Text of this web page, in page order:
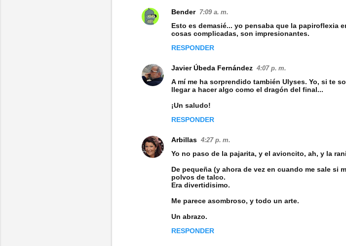
o
Bender 7:09 a. m.
Esto es demasié... yo pensaba que la papiroflexia
cosas complicadas, son impresionantes.
RESPONDER
Javier Úbeda Fernández 4:07 p. m.
A mí me ha sorprendido también Ulyses. Yo, si te
llegar a hacer algo como el dragón del final...
¡Un saludo!
RESPONDER
Arbillas 4:27 p. m.
Yo no paso de la pajarita, y el avioncito, ah, y la
De pequeña (y ahora de vez en cuando me sale si
polvos de talco.
Era divertidisimo.
Me parece asombroso, y todo un arte.
Un abrazo.
RESPONDER